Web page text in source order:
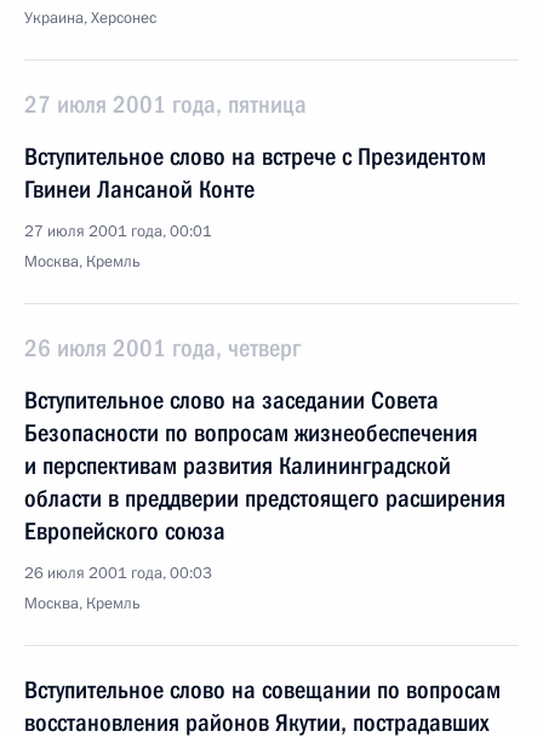
Украина, Херсонес
27 июля 2001 года, пятница
Вступительное слово на встрече с Президентом
Гвинеи Лансаной Конте
27 июля 2001 года, 00:01
Москва, Кремль
26 июля 2001 года, четверг
Вступительное слово на заседании Совета
Безопасности по вопросам жизнеобеспечения
и перспективам развития Калининградской
области в преддверии предстоящего расширения
Европейского союза
26 июля 2001 года, 00:03
Москва, Кремль
Вступительное слово на совещании по вопросам
восстановления районов Якутии, пострадавших